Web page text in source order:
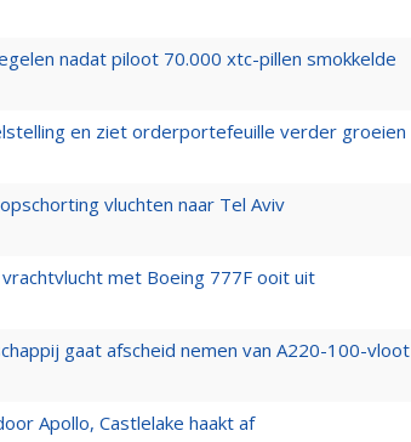
nadat piloot 70.000 xtc-pillen smokkelde
en ziet orderportefeuille verder groeien
vluchten naar Tel Aviv
met Boeing 777F ooit uit
gaat afscheid nemen van A220-100-vloot
Apollo, Castlelake haakt af